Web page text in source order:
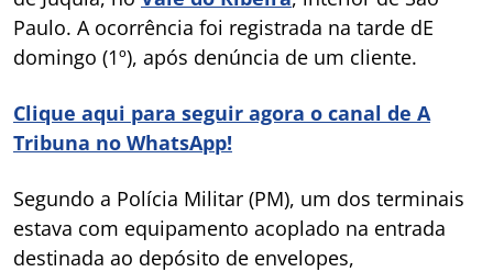
Paulo. A ocorrência foi registrada na tarde dE
domingo (1º), após denúncia de um cliente.
Clique aqui para seguir agora o canal de A
Tribuna no WhatsApp!
Segundo a Polícia Militar (PM), um dos terminais
estava com equipamento acoplado na entrada
destinada ao depósito de envelopes,